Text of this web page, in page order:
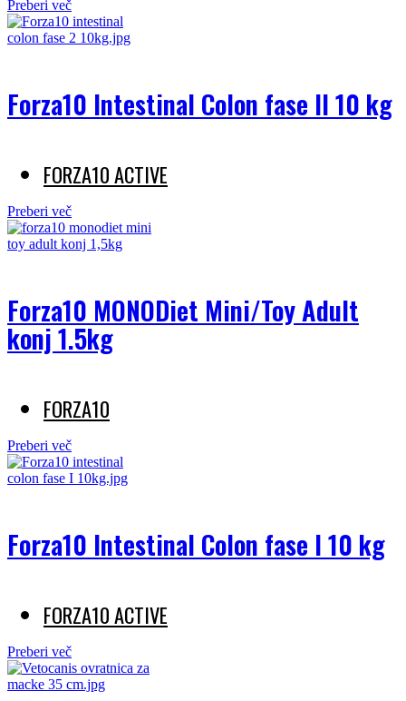
Preberi več
Forza10 Intestinal Colon fase II 10 kg
FORZA10 ACTIVE
Preberi več
Forza10 MONODiet Mini/Toy Adult
konj 1.5kg
FORZA10
Preberi več
Forza10 Intestinal Colon fase I 10 kg
FORZA10 ACTIVE
Preberi več